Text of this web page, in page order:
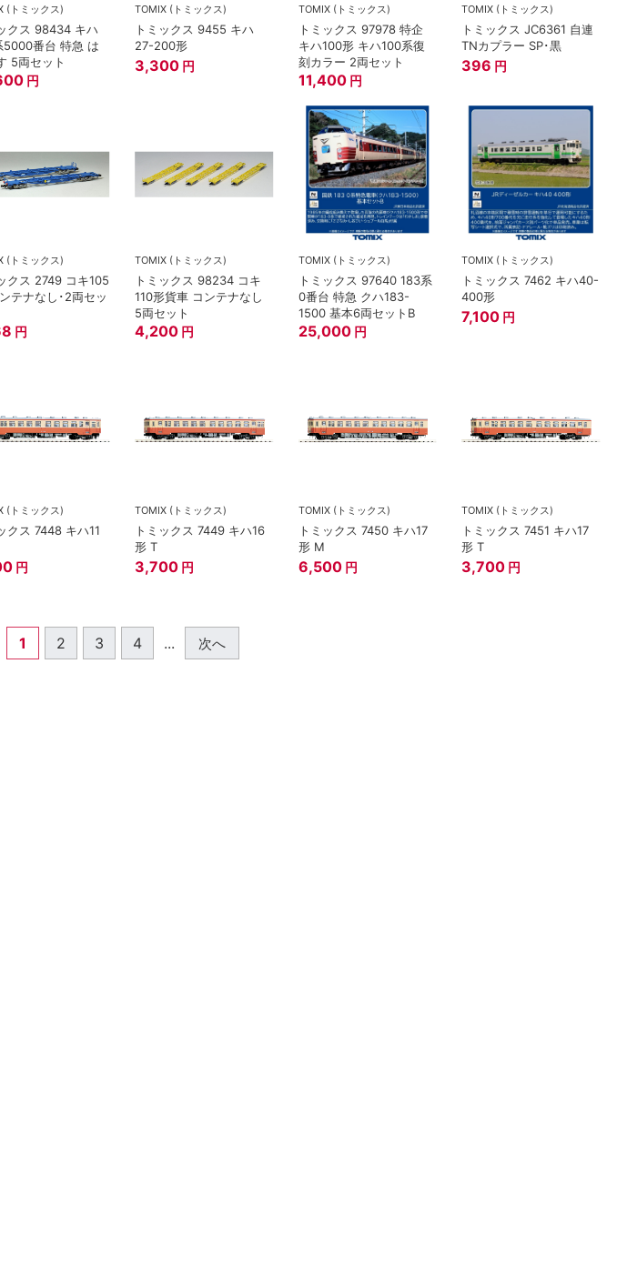
(トミックス)
クス 98434 キハ
5000番台 特急 は
5両セット
円
TOMIX (トミックス)
トミックス 9455 キハ
27-200形
3,300 円
TOMIX (トミックス)
トミックス 97978 特企
キハ100形 キハ100系復
刻カラー 2両セット
11,400 円
TOMIX (トミックス)
トミックス JC6361 自連
TNカプラー SP･黒
396 円
(トミックス)
クス 2749 コキ105
テナなし･2両セッ
円
TOMIX (トミックス)
トミックス 98234 コキ
110形貨車 コンテナなし
5両セット
4,200 円
TOMIX (トミックス)
トミックス 97640 183系
0番台 特急 クハ183-
1500 基本6両セットB
25,000 円
TOMIX (トミックス)
トミックス 7462 キハ40-
400形
7,100 円
(トミックス)
クス 7448 キハ11
円
TOMIX (トミックス)
トミックス 7449 キハ16
形 T
3,700 円
TOMIX (トミックス)
トミックス 7450 キハ17
形 M
6,500 円
TOMIX (トミックス)
トミックス 7451 キハ17
形 T
3,700 円
1 2 3 4 ... 次へ